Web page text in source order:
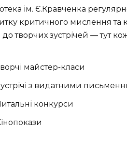
ім. Є.Кравченка
критичного мислення та
творчих зустрічей — тут
майстер-класи
з видатними
конкурси